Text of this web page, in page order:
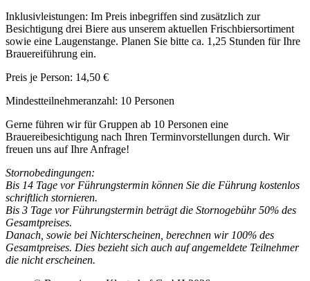
Inklusivleistungen: Im Preis inbegriffen sind zusätzlich zur
Besichtigung drei Biere aus unserem aktuellen Frischbiersortiment
sowie eine Laugenstange. Planen Sie bitte ca. 1,25 Stunden für Ihre
Brauereiführung ein.
Preis je Person: 14,50 €
Mindestteilnehmeranzahl: 10 Personen
Gerne führen wir für Gruppen ab 10 Personen eine
Brauereibesichtigung nach Ihren Terminvorstellungen durch. Wir
freuen uns auf Ihre Anfrage!
Stornobedingungen:
Bis 14 Tage vor Führungstermin können Sie die Führung kostenlos
schriftlich stornieren.
Bis 3 Tage vor Führungstermin beträgt die Stornogebühr 50% des
Gesamtpreises.
Danach, sowie bei Nichterscheinen, berechnen wir 100% des
Gesamtpreises. Dies bezieht sich auch auf angemeldete Teilnehmer
die nicht erscheinen.